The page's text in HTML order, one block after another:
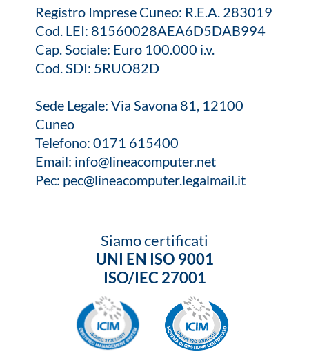
Registro Imprese Cuneo: R.E.A. 283019
Cod. LEI: 81560028AEA6D5DAB994
Cap. Sociale: Euro 100.000 i.v.
Cod. SDI: 5RUO82D
Sede Legale: Via Savona 81, 12100
Cuneo
Telefono: 0171 615400
Email: info@lineacomputer.net
Pec: pec@lineacomputer.legalmail.it
Siamo certificati
UNI EN ISO 9001
ISO/IEC 27001